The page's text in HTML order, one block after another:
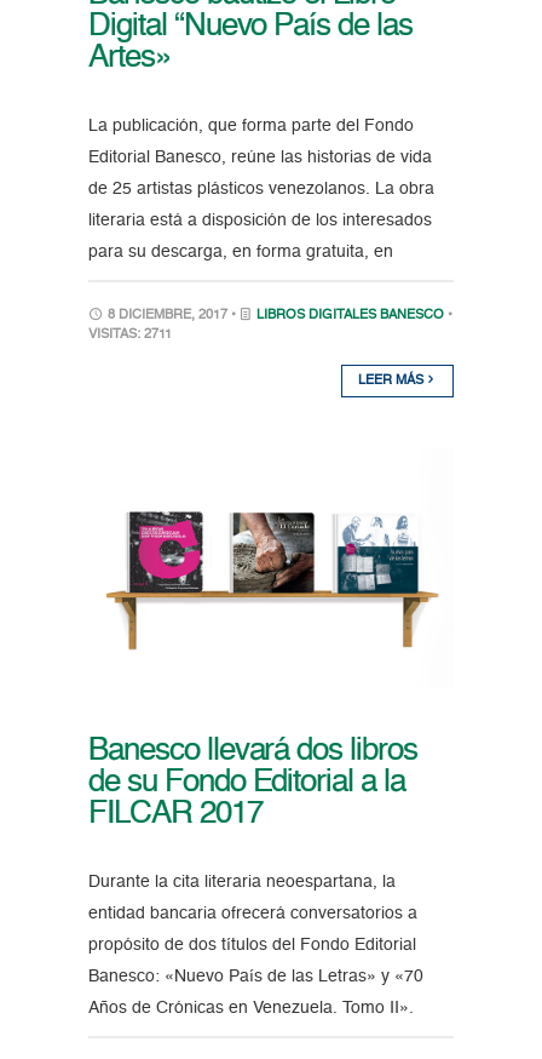
Digital “Nuevo País de las
Artes»
La publicación, que forma parte del Fondo
Editorial Banesco, reúne las historias de vida
de 25 artistas plásticos venezolanos. La obra
literaria está a disposición de los interesados
para su descarga, en forma gratuita, en
8 DICIEMBRE, 2017 • LIBROS DIGITALES BANESCO •
VISITAS: 2711
LEER MÁS
Banesco llevará dos libros
de su Fondo Editorial a la
FILCAR 2017
Durante la cita literaria neoespartana, la
entidad bancaria ofrecerá conversatorios a
propósito de dos títulos del Fondo Editorial
Banesco: «Nuevo País de las Letras» y «70
Años de Crónicas en Venezuela. Tomo II».